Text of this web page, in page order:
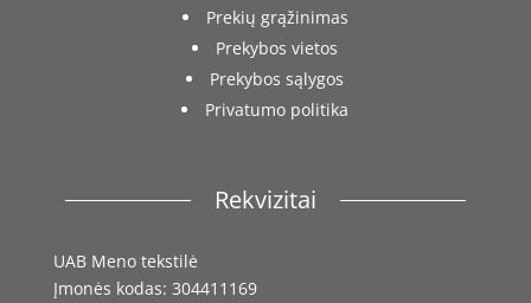
Prekių grąžinimas
Prekybos vietos
Prekybos sąlygos
Privatumo politika
Rekvizitai
UAB Meno tekstilė
Įmonės kodas: 304411169